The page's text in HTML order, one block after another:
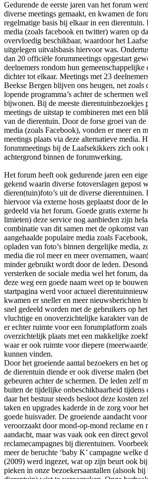
Gedurende de eerste jaren van het forum
diverse meetings gemaakt, en kwamen de
regelmatige basis bij elkaar in een dierentuin.
media (zoals facebook en twitter) waren op
overvloedig beschikbaar, waardoor het
uitgelegen uitvalsbasis hiervoor was.
dan 20 officiële forummeetings opgestart
deelnemers rondom hun gemeenschappelijke
dichter tot elkaar. Meetings met 23
Beekse Bergen blijven ons heugen, net zoals
lopende programma’s achter de schermen
bijwonen. Bij de meeste dierentuinbezoekjes
meetings de uitstap te combineren met een
van de dierentuin. Door de forse groei van
media (zoals Facebook), vonden er meer en
meetings plaats via deze alternatieve media.
forummeetings bij de Laafsekikkers zich ook
achtergrond binnen de forumwerking.
Het forum heeft ook gedurende jaren een
gekend waarin diverse fotoverslagen gepost
dieren(tuin)foto’s uit de diverse dierentuinen.
hiervoor via externe hosts geplaatst door de
gedeeld via het forum. Goede gratis externe
limieten) deze service nog aanbieden zijn
combinatie van dit samen met de opkomst
aangehaalde populaire media zoals
opladen van foto’s binnen dergelijke media,
media die rol meer en meer overnamen,
minder gebruikt wordt door de leden.
versterken de sociale media wel het forum,
deze weg een goede naam weet op te
startpagina werd voor actueel
kwamen er sneller en meer nieuwsberichten
snel gedeeld worden met de gebruikers op
vluchtige en onoverzichtelijke karakter van
er echter ruimte voor een forumplatform
overzichtelijk plaats met een makkelijke
waar er ook ruimte voor diepere
kunnen vinden.
Door het groeiende aantal bezoekers en het
de dierentuin diende er ook diverse malen
gebeuren achter de schermen. De leden zelf
buiten de tijdelijke onbeschikbaarheid tijdens
daar het bestuur steeds besloot deze kosten
taken en upgrades kaderde in de zorg voor
goede huisvader. De groeiende aandacht
veroorzaakt door mond-op-mond reclame en
aandacht, maar was vaak ook een direct
reclamecampagnes bij dierentuinen.
meer de beruchte ‘baby K’ campagne welke
(2009) werd ingezet, wat op zijn beurt ook
pieken in onze bezoekersaantallen (alsook